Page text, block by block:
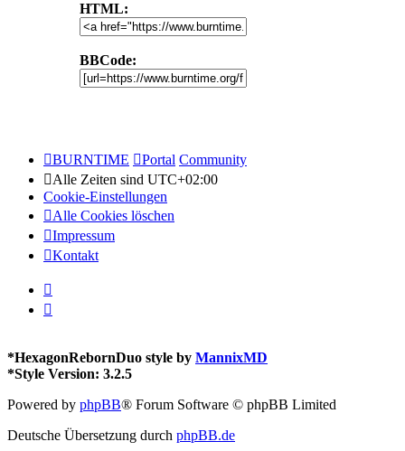
HTML:
BBCode:
BURNTIME Portal Community
Alle Zeiten sind UTC+02:00
Cookie-Einstellungen
Alle Cookies löschen
Impressum
Kontakt
*HexagonRebornDuo style by MannixMD
*Style Version: 3.2.5
Powered by phpBB® Forum Software © phpBB Limited
Deutsche Übersetzung durch phpBB.de